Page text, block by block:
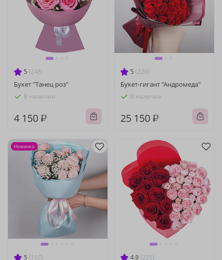
5 (248)
Букет "Танец роз"
В наличии
4 150 ₽
5 (226)
Букет-гигант "Андромеда"
В наличии
25 150 ₽
5 (117)
Новинка
4.9 (225)